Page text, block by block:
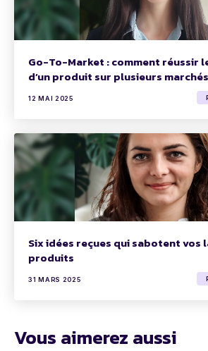
Go-To-Market : comment réussir
d’un produit sur plusieurs marchés
12 MAI 2025
Six idées reçues qui sabotent vos
produits
31 MARS 2025
Vous aimerez aussi